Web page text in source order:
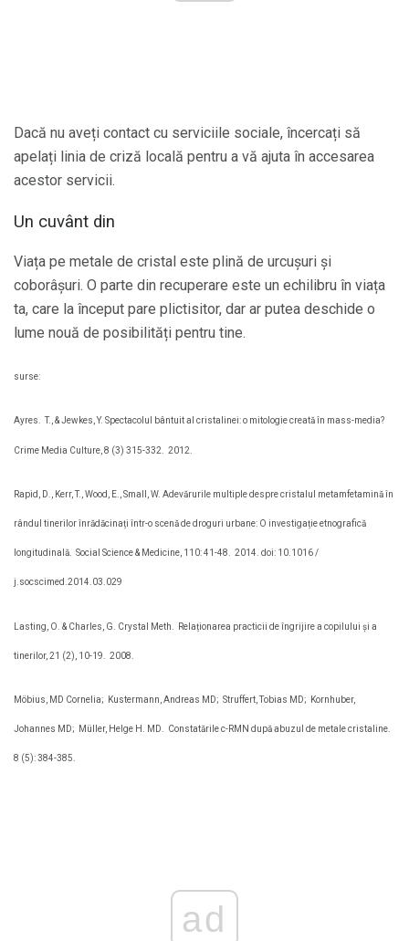
Dacă nu aveți contact cu serviciile sociale, încercați să
apelați linia de criză locală pentru a vă ajuta în accesarea
acestor servicii.
Un cuvânt din
Viața pe metale de cristal este plină de urcușuri și
coborâșuri. O parte din recuperare este un echilibru în viața
ta, care la început pare plictisitor, dar ar putea deschide o
lume nouă de posibilități pentru tine.
surse:
Ayres. T., & Jewkes, Y. Spectacolul bântuit al cristalinei: o mitologie creată în mass-media?
Crime Media Culture, 8 (3) 315-332. 2012.
Rapid, D., Kerr, T., Wood, E., Small, W. Adevărurile multiple despre cristalul metamfetamină în
rândul tinerilor înrădăcinați într-o scenă de droguri urbane: O investigație etnografică
longitudinală. Social Science & Medicine, 110: 41-48. 2014. doi: 10.1016 /
j.socscimed.2014.03.029
Lasting, O. & Charles, G. Crystal Meth. Relaționarea practicii de îngrijire a copilului și a
tinerilor, 21 (2), 10-19. 2008.
Möbius, MD Cornelia; Kustermann, Andreas MD; Struffert, Tobias MD; Kornhuber,
Johannes MD; Müller, Helge H. MD. Constatările c-RMN după abuzul de metale cristaline.
8 (5): 384-385.
ad